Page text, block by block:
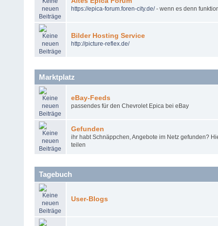
https://epica-forum.foren-city.de/- wenn es denn
Bilder Hosting Service
http://picture-reflex.de/
Marktplatz
eBay-Feeds
passendes für den Chevrolet Epica bei eBay
Gefunden
ihr habt Schnäppchen, Angebote im Netz gefunden?
teilen
Tagebuch
User-Blogs